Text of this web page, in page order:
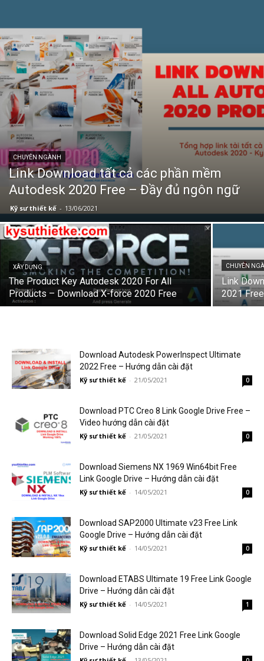
CHUYÊN NGÀNH
Link Download tất cả các phần mềm
Autodesk 2020 Free – Đầy đủ ngôn ngữ
Kỹ sư thiết kế - 13/06/2021
XÂY DỰNG
The Product Key Autodesk 2020 For All
Products – Download X-force 2020 Free
CHUYÊN
Link
2021
Download Autodesk PowerInspect Ultimate
2022 Free – Hướng dẫn cài đặt
Kỹ sư thiết kế - 21/05/2021 0
Download PTC Creo 8 Link Google Drive Free –
Video hướng dẫn cài đặt
Kỹ sư thiết kế - 21/05/2021 0
Download Siemens NX 1969 Win64bit Free
Link Google Drive – Hướng dẫn cài đặt
Kỹ sư thiết kế - 14/05/2021 0
Download SAP2000 Ultimate v23 Free Link
Google Drive – Hướng dẫn cài đặt
Kỹ sư thiết kế - 14/05/2021 0
Download ETABS Ultimate 19 Free Link Google
Drive – Hướng dẫn cài đặt
Kỹ sư thiết kế - 14/05/2021 1
Download Solid Edge 2021 Free Link Google
Drive – Hướng dẫn cài đặt